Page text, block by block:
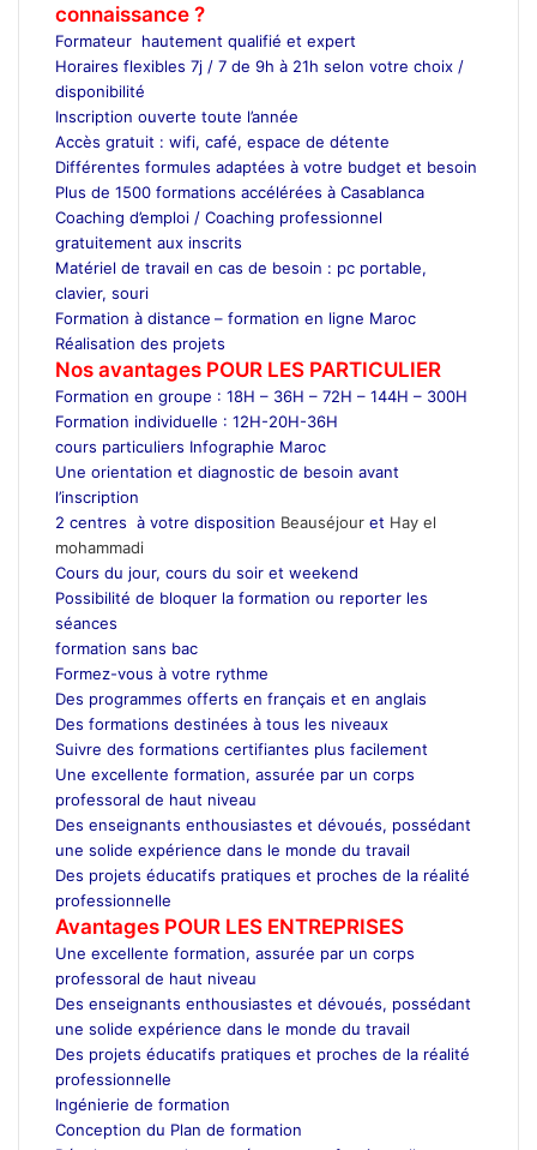
connaissance ?
Formateur hautement qualifié et expert
Horaires flexibles 7j / 7 de 9h à 21h selon votre choix /
disponibilité
Inscription ouverte toute l’année
Accès gratuit : wifi, café, espace de détente
Différentes formules adaptées à votre budget et besoin
Plus de 1500 formations accélérées à Casablanca
Coaching d’emploi / Coaching professionnel
gratuitement aux inscrits
Matériel de travail en cas de besoin : pc portable,
clavier, souri
Formation à distance – formation en ligne Maroc
Réalisation des projets
Nos avantages POUR LES PARTICULIER
Formation en groupe : 18H – 36H – 72H – 144H – 300H
Formation individuelle : 12H-20H-36H
cours particuliers Infographie Maroc
Une orientation et diagnostic de besoin avant
l’inscription
2 centres à votre disposition Beauséjour et Hay el
mohammadi
Cours du jour, cours du soir et weekend
Possibilité de bloquer la formation ou reporter les
séances
formation sans bac
Formez-vous à votre rythme
Des programmes offerts en français et en anglais
Des formations destinées à tous les niveaux
Suivre des formations certifiantes plus facilement
Une excellente formation, assurée par un corps
professoral de haut niveau
Des enseignants enthousiastes et dévoués, possédant
une solide expérience dans le monde du travail
Des projets éducatifs pratiques et proches de la réalité
professionnelle
Avantages POUR LES ENTREPRISES
Une excellente formation, assurée par un corps
professoral de haut niveau
Des enseignants enthousiastes et dévoués, possédant
une solide expérience dans le monde du travail
Des projets éducatifs pratiques et proches de la réalité
professionnelle
Ingénierie de formation
Conception du Plan de formation